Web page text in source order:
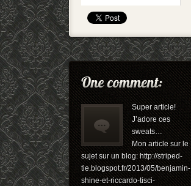
Super article!
J’adore ces
sweats…
Mon article sur le
sujet sur un blog:http://striped-
tie.blogspot.fr/2013/05/benjamin-
shine-et-riccardo-tisci-